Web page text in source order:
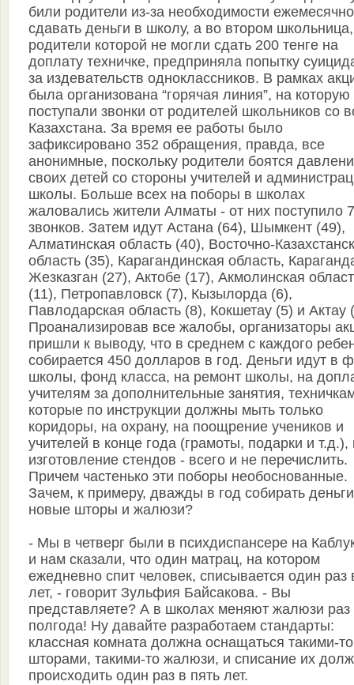
били родители из-за необходимости ежемесячно
сдавать деньги в школу, а во втором школьница,
родители которой не могли сдать 200 тенге на
доплату техничке, предприняла попытку
за издевательств одноклассников. В рамках
была организована “горячая линия”, на которую
поступали звонки от родителей школьников со
Казахстана. За время ее работы было
зафиксировано 352 обращения, правда, все
анонимные, поскольку родители боятся
своих детей со стороны учителей и
школы. Больше всех на поборы в школах
жаловались жители Алматы - от них поступило
звонков. Затем идут Астана (64), Шымкент (49),
Алматинская область (40), Восточно-
область (35), Карагандинская область,
Жезказган (27), Актобе (17), Акмолинская
(11), Петропавловск (7), Кызылорда (6),
Павлодарская область (8), Кокшетау (5) и Актау
Проанализировав все жалобы, организаторы
пришли к выводу, что в среднем с каждого
собирается 450 долларов в год. Деньги идут в
школы, фонд класса, на ремонт школы, на
учителям за дополнительные занятия,
которые по инструкции должны мыть только
коридоры, на охрану, на поощрение учеников и
учителей в конце года (грамоты, подарки и т.д.),
изготовление стендов - всего и не перечислить.
Причем частенько эти поборы необоснованные.
Зачем, к примеру, дважды в год собирать
новые шторы и жалюзи?
- Мы в четверг были в психдиспансере на
и нам сказали, что один матрац, на котором
ежедневно спит человек, списывается один раз
лет, - говорит Зульфия Байсакова. - Вы
представляете? А в школах меняют жалюзи раз
полгода! Ну давайте разработаем стандарты:
классная комната должна оснащаться такими-то
шторами, такими-то жалюзи, и списание их
происходить один раз в пять лет.